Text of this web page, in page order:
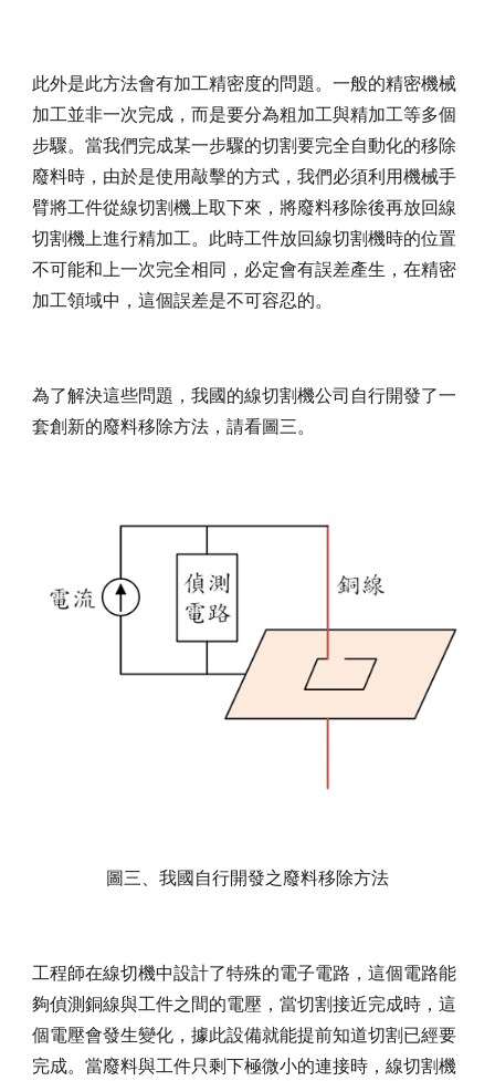
此外是此方法會有加工精密度的問題。一般的精密機械
加工並非一次完成，而是要分為粗加工與精加工等多個
步驟。當我們完成某一步驟的切割要完全自動化的移除
廢料時，由於是使用敲擊的方式，我們必須利用機械手
臂將工件從線切割機上取下來，將廢料移除後再放回線
切割機上進行精加工。此時工件放回線切割機時的位置
不可能和上一次完全相同，必定會有誤差產生，在精密
加工領域中，這個誤差是不可容忍的。
為了解決這些問題，我國的線切割機公司自行開發了一
套創新的廢料移除方法，請看圖三。
圖三、我國自行開發之廢料移除方法
工程師在線切機中設計了特殊的電子電路，這個電路能
夠偵測銅線與工件之間的電壓，當切割接近完成時，這
個電壓會發生變化，據此設備就能提前知道切割已經要
完成。當廢料與工件只剩下極微小的連接時，線切割機